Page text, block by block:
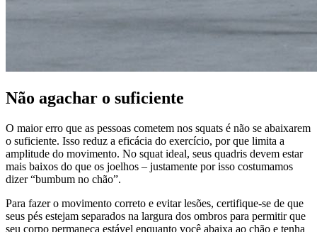
Não agachar o suficiente
O maior erro que as pessoas cometem nos squats é não se abaixarem
o suficiente. Isso reduz a eficácia do exercício, por que limita a
amplitude do movimento. No squat ideal, seus quadris devem estar
mais baixos do que os joelhos – justamente por isso costumamos
dizer “bumbum no chão”.
Para fazer o movimento correto e evitar lesões, certifique-se de que
seus pés estejam separados na largura dos ombros para permitir que
seu corpo permaneça estável enquanto você abaixa ao chão e tenha